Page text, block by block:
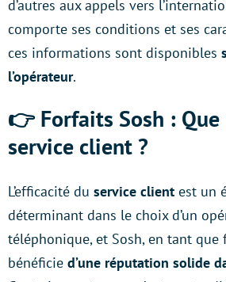
d’autres aux appels vers
comporte ses conditions et ses
ces informations sont disponibles
l’opérateur.
👉 Forfaits Sosh : Que
service client ?
L’efficacité du service client est un
déterminant dans le choix d’un
téléphonique, et Sosh, en tant que
bénéficie d’une réputation solide